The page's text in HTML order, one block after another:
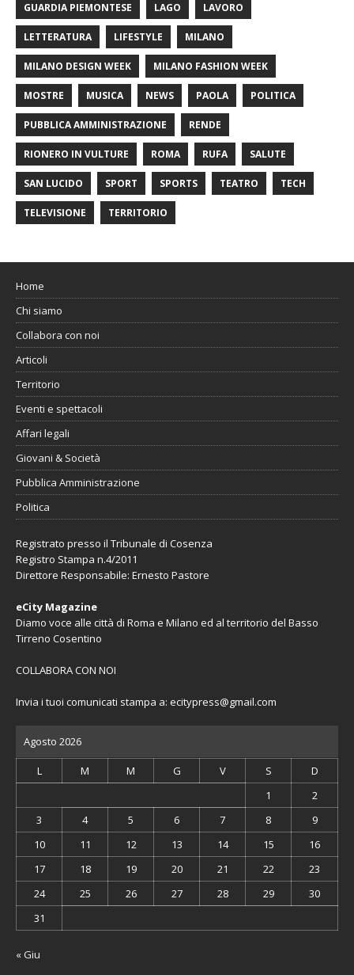
GUARDIA PIEMONTESE LAGO LAVORO
LETTERATURA LIFESTYLE MILANO
MILANO DESIGN WEEK MILANO FASHION WEEK
MOSTRE MUSICA NEWS PAOLA POLITICA
PUBBLICA AMMINISTRAZIONE RENDE
RIONERO IN VULTURE ROMA RUFA SALUTE
SAN LUCIDO SPORT SPORTS TEATRO TECH
TELEVISIONE TERRITORIO
Home
Chi siamo
Collabora con noi
Articoli
Territorio
Eventi e spettacoli
Affari legali
Giovani & Società
Pubblica Amministrazione
Politica
Registrato presso il Tribunale di Cosenza
Registro Stampa n.4/2011
Direttore Responsabile: Ernesto Pastore
eCity Magazine
Diamo voce alle città di Roma e Milano ed al territorio del Basso
Tirreno Cosentino
COLLABORA CON NOI
Invia i tuoi comunicati stampa a: ecitypress@gmail.com
Agosto 2026
L M M G V S
D
1
2
3
4 5 6 7 8
9
10
11 12 13 14 15
16
17
18 19 20 21 22
23
24
25 26 27 28 29
30
31
« Giu